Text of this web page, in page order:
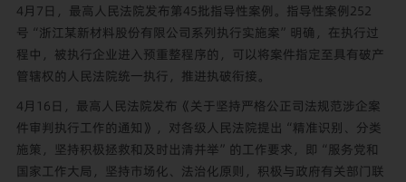
4月7日，最高人民法院发布第45批指导性案例。指导性案例252
号“浙江某新材料股份有限公司系列执行实施案”明确，在执行过
程中，被执行企业进入预重整程序的，可以将案件指定至具有破产
管辖权的人民法院统一执行，推进执破衔接。
4月16日，最高人民法院发布《关于坚持严格公正司法规范涉企案
件审判执行工作的通知》，对各级人民法院提出“精准识别、分类
施策，坚持积极拯救和及时出清并举”的工作要求，即“服务党和
国家工作大局，坚持市场化、法治化原则，积极与政府有关部门联